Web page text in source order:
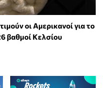
οι Αμερικανοί για το
βαθμοί Κελσίου